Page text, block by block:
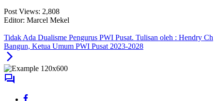
Post Views: 2,808
Editor: Marcel Mekel
Tidak Ada Dualisme Pengurus PWI Pusat. Tulisan oleh : Hendry Ch
Bangun, Ketua Umum PWI Pusat 2023-2028